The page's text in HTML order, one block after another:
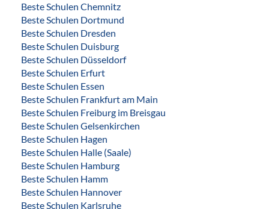
Beste Schulen Chemnitz
Beste Schulen Dortmund
Beste Schulen Dresden
Beste Schulen Duisburg
Beste Schulen Düsseldorf
Beste Schulen Erfurt
Beste Schulen Essen
Beste Schulen Frankfurt am Main
Beste Schulen Freiburg im Breisgau
Beste Schulen Gelsenkirchen
Beste Schulen Hagen
Beste Schulen Halle (Saale)
Beste Schulen Hamburg
Beste Schulen Hamm
Beste Schulen Hannover
Beste Schulen Karlsruhe